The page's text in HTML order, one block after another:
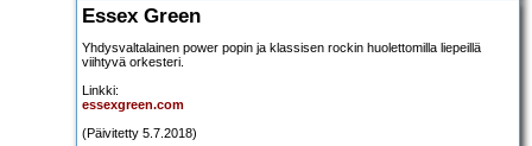
Essex Green
Yhdysvaltalainen power popin ja klassisen rockin huolettomilla liepeillä
viihtyvä orkesteri.
Linkki:
essexgreen.com
(Päivitetty 5.7.2018)